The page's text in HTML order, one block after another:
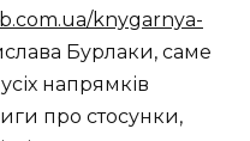
knygarnya-
Бурлаки, саме
напрямків
про стосунки,